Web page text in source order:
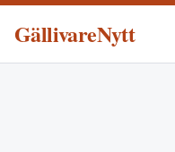
GällivareNytt